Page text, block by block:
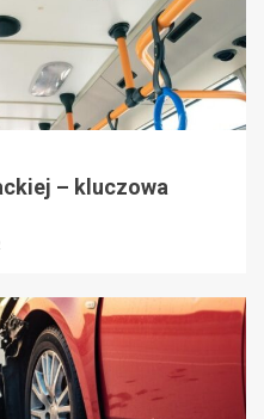
– kluczowa